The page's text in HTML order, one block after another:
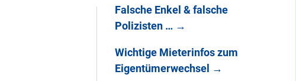
Falsche Enkel & falsche
Polizisten … →
Wichtige Mieterinfos zum
Eigentümerwechsel →
zwei Hahnebergen
kam